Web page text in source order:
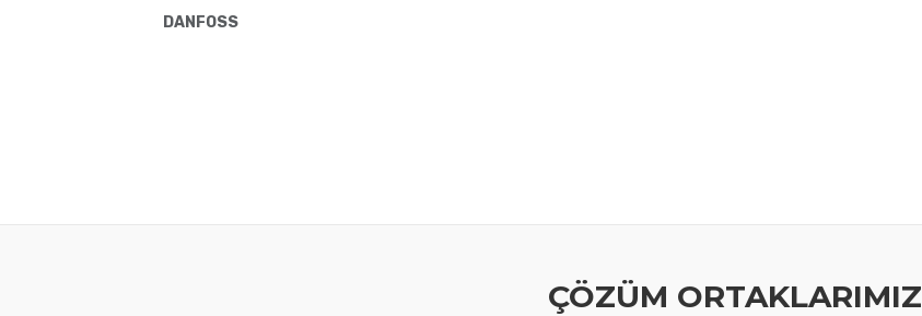
Three phase380 - 480 VAC, (E20) IP20 /
DANFOSS
ÇÖZÜM ORTAKLARIMIZ